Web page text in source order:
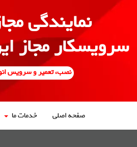
نمایندگی
سرویسکار مجاز
نصب، تعمیر و سرویس
صفحه اصلی خدمات ما